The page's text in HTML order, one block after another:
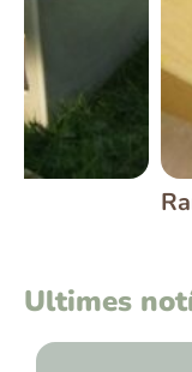
Rampa de
Ultimes